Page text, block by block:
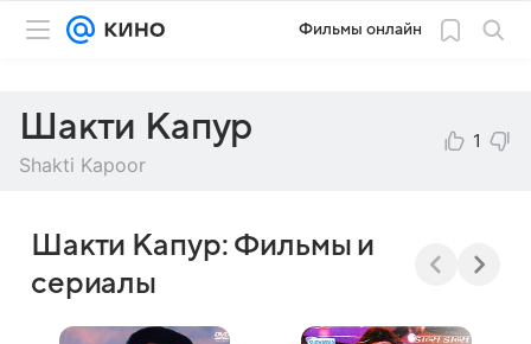
Фильмы онлайн
Шакти Капур
Shakti Kapoor
1
Шакти Капур: Фильмы и
сериалы